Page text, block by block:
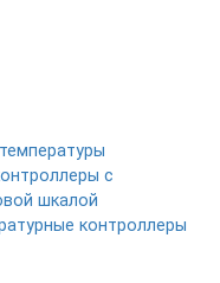
с
шкалой
контроллеры